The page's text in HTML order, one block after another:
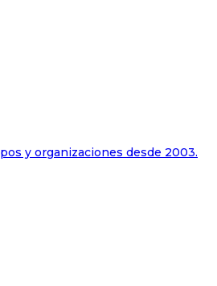
y organizaciones desde 2003.